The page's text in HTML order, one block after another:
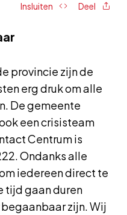
Insluiten Deel
provincie zijn de
erg druk om alle
De gemeente
een crisisteam
Centrum is
Ondanks alle
iedereen direct te
tijd gaan duren
zijn. Wij